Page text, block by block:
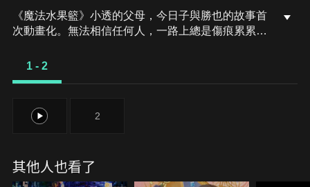
《魔法水果籃》小透的父母，今日子與勝也的故事首
次動畫化。無法相信任何人，一路上總是傷痕累累，
1 - 2
1 2
其他人也看了